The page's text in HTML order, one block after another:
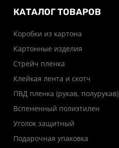
КАТАЛОГ ТОВАРОВ
Коробки из картона
Картонные изделия
Стрейч пленка
Клейкая лента и скотч
ПВД пленка (рукав, полурукав)
Вспененный полиэтилен
Уголок защитный
Подарочная упаковка